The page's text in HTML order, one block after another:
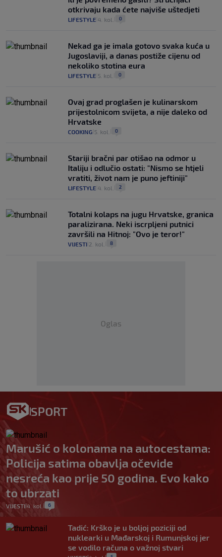
otkrivaju kada ćete najviše uštedjeti
LIFESTYLE 4. kol. 0
Nekad ga je imala gotovo svaka kuća u
Jugoslaviji, a danas postiže cijenu od
nekoliko stotina eura
LIFESTYLE 5. kol. 0
Ovaj grad proglašen je kulinarskom
prijestolnicom svijeta, a nije daleko od
Hrvatske
COOKING 5. kol. 0
Stariji bračni par otišao na odmor u
Italiju i odlučio ostati: "Nismo se htjeli
vratiti, život nam je puno jeftiniji"
LIFESTYLE 4. kol. 2
Totalni kolaps na jugu Hrvatske, granica
paralizirana. Neki iscrpljeni putnici
završili na Hitnoj: "Ovo je teror!"
VIJESTI 2. kol. 8
Oglas
SPORT
Marušić o kolonama na autocestama:
Policija satima obavlja očevide
nesreća kao prije 50 godina. Evo kako
to ubrzati
VIJESTI 4. kol. 6
Tadić: Krško je u boljoj poziciji od
nuklearki u Mađarskoj i Rumunjskoj jer
se vodilo računa o važnoj stvari